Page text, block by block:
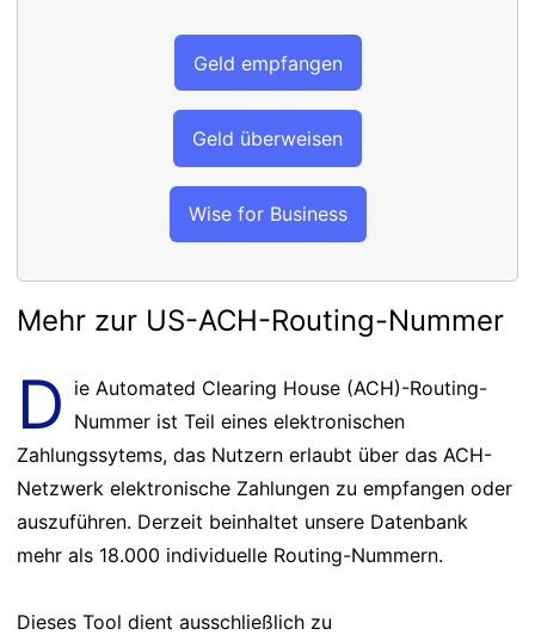
Geld empfangen
Geld überweisen
Wise for Business
Mehr zur US-ACH-Routing-Nummer
D ie Automated Clearing House (ACH)-Routing-
Nummer ist Teil eines elektronischen
Zahlungssytems, das Nutzern erlaubt über das ACH-
Netzwerk elektronische Zahlungen zu empfangen oder
auszuführen. Derzeit beinhaltet unsere Datenbank
mehr als 18.000 individuelle Routing-Nummern.
Dieses Tool dient ausschließlich zu